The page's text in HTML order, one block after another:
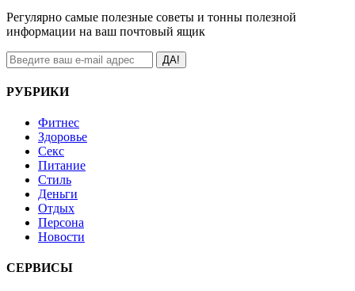
Регулярно самые полезные советы и тонны полезной
информации на ваш почтовый ящик
ДА!
РУБРИКИ
Фитнес
Здоровье
Секс
Питание
Стиль
Деньги
Отдых
Персона
Новости
СЕРВИСЫ